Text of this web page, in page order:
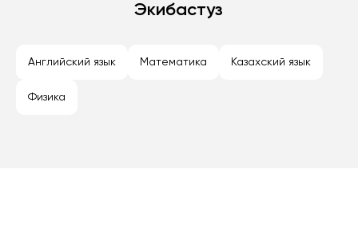
Экибастуз
Экибастуз
Английский язык Математика Казахский язык
Физика